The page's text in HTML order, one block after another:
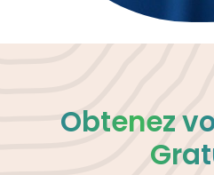
Obtenez